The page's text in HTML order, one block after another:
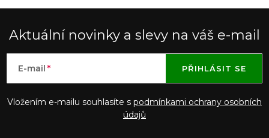
Aktuální novinky a slevy na váš e-mail
E-mail
Vložením e-mailu souhlasíte s podmínkami ochrany osobních
údajů
PŘIHLÁSIT SE